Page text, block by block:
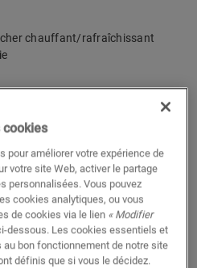
chauffant/rafraîchissant
près de chez
de voir ce sol en vrai ? Vous
? Il y a toujours un
cookies
pour améliorer votre expérience de
votre site Web, activer le partage
personnalisées. Vous pouvez
cookies analytiques, ou vous
de cookies via le lien « Modifier
dessous. Les cookies essentiels et
bon fonctionnement de notre site
définis que si vous le décidez.